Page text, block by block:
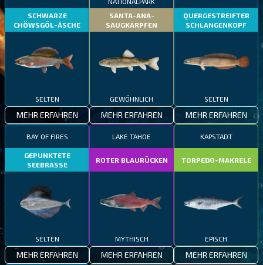
SCHWARZE
CHÖWSGÖL-ÄSCHE
SELTEN
MEHR ERFAHREN
SANTA-ANA-
SAUGKARPFEN
GEWÖHNLICH
MEHR ERFAHREN
QUERGESTREIFTER
SCHLANGENKOPF
SELTEN
MEHR ERFAHREN
BAY OF FIRES
GEPUNKTETE
SEEBRASSE
SELTEN
MEHR ERFAHREN
LAKE TAHOE
ROTER BLAURÜCKEN
MYTHISCH
MEHR ERFAHREN
KAPSTADT
TORPEDO-MAKRELE
EPISCH
MEHR ERFAHREN